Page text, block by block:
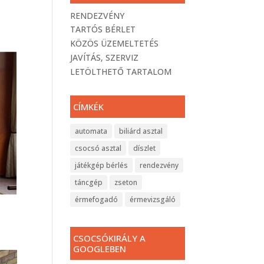
RENDEZVÉNY
TARTÓS BÉRLET
KÖZÖS ÜZEMELTETÉS
JAVÍTÁS, SZERVIZ
LETÖLTHETŐ TARTALOM
CÍMKÉK
automata
biliárd asztal
csocsó asztal
díszlet
játékgép bérlés
rendezvény
táncgép
zseton
érmefogadó
érmevizsgáló
CSOCSÓKIRÁLY A
GOOGLEBEN